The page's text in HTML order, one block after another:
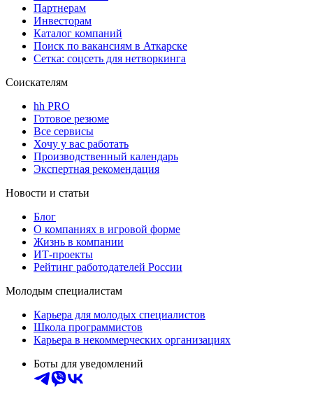
Партнерам
Инвесторам
Каталог компаний
Поиск по вакансиям в Аткарске
Сетка: соцсеть для нетворкинга
Соискателям
hh PRO
Готовое резюме
Все сервисы
Хочу у вас работать
Производственный календарь
Экспертная рекомендация
Новости и статьи
Блог
О компаниях в игровой форме
Жизнь в компании
ИТ-проекты
Рейтинг работодателей России
Молодым специалистам
Карьера для молодых специалистов
Школа программистов
Карьера в некоммерческих организациях
Боты для уведомлений